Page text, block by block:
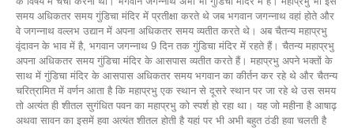
समय अधिकतर समय गुंडिचा मंदिर में प्रतीक्षा करते थे जब भगवान जगन्नाथ वहां होते और
वे जगन्नाथ वल्लभ उद्यान में अपना अधिकतर समय व्यतीत करते थे। अब चैतन्य महाप्रभु
वृंदावन के भाव में है, भगवान जगन्नाथ 9 दिन तक गुंडिचा मंदिर में रहते हैं। चैतन्य महाप्रभु
अपना अधिकतर समय गुंडिचा मंदिर के आसपास व्यतीत करते हैं। महाप्रभु अपने भक्तों के
साथ में गुंडिचा मंदिर के आसपास अधिकतर समय भगवान का कीर्तन कर रहे थे और चैतन्य
चरित्रामित में वर्णन आता है कि महाप्रभु एक स्थान से दूसरे स्थान पर जा रहे थे उस समय
तो अत्यंत ही शीतल सुगंधित पवन का महाप्रभु को स्पर्श हो रहा था। यह जो महीना है आषाढ़
अथवा सावन का इसमें हवा अत्यंत शीतल होती है यहां पर भी अभी बहुत ठंडी हवा चलती है